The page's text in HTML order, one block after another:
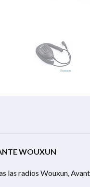
WOUXUN
las radios Wouxun,